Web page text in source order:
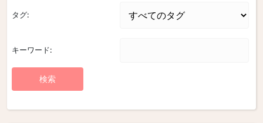
タグ:
キーワード: